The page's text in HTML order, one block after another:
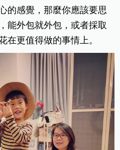
的感覺，那麼你應該要思
能外包就外包，或者採取
在更值得做的事情上。